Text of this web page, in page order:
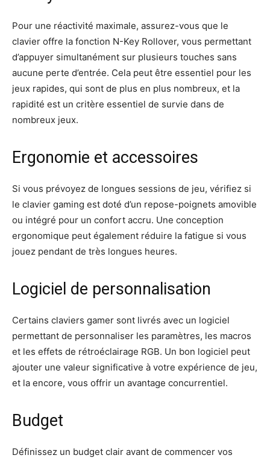
Pour une réactivité maximale, assurez-vous que le
clavier offre la fonction N-Key Rollover, vous permettant
d’appuyer simultanément sur plusieurs touches sans
aucune perte d’entrée. Cela peut être essentiel pour les
jeux rapides, qui sont de plus en plus nombreux, et la
rapidité est un critère essentiel de survie dans de
nombreux jeux.
Ergonomie et accessoires
Si vous prévoyez de longues sessions de jeu, vérifiez si
le clavier gaming est doté d’un repose-poignets amovible
ou intégré pour un confort accru. Une conception
ergonomique peut également réduire la fatigue si vous
jouez pendant de très longues heures.
Logiciel de personnalisation
Certains claviers gamer sont livrés avec un logiciel
permettant de personnaliser les paramètres, les macros
et les effets de rétroéclairage RGB. Un bon logiciel peut
ajouter une valeur significative à votre expérience de jeu,
et la encore, vous offrir un avantage concurrentiel.
Budget
Définissez un budget clair avant de commencer vos